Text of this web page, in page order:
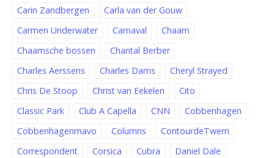
Carin Zandbergen
Carla van der Gouw
Carmen Underwater
Carnaval
Chaam
Chaamsche bossen
Chantal Berber
Charles Aerssens
Charles Dams
Cheryl Strayed
Chris De Stoop
Christ van Eekelen
Cito
Classic Park
Club A Capella CNN
Cobbenhagen
Cobbenhagenmavo
Columns
ContourdeTwern
Correspondent
Corsica Cubra
Daniel Dale